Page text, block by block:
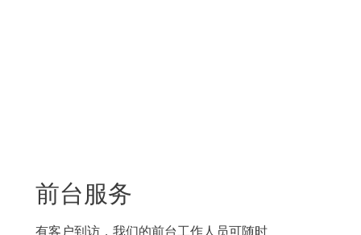
前台服务
有客户到访，我们的前台工作人员可随时